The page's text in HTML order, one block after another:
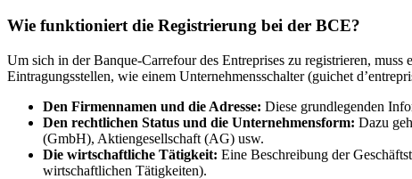
Wie funktioniert die Registrierung bei der BCE?
Um sich in der Banque-Carrefour des Entreprises zu registrieren,
Eintragungsstellen, wie einem Unternehmensschalter (guichet
Den Firmennamen und die Adresse: Diese grundlegenden
Den rechtlichen Status und die Unternehmensform: Dazu
(GmbH), Aktiengesellschaft (AG) usw.
Die wirtschaftliche Tätigkeit: Eine Beschreibung der
wirtschaftlichen Tätigkeiten).